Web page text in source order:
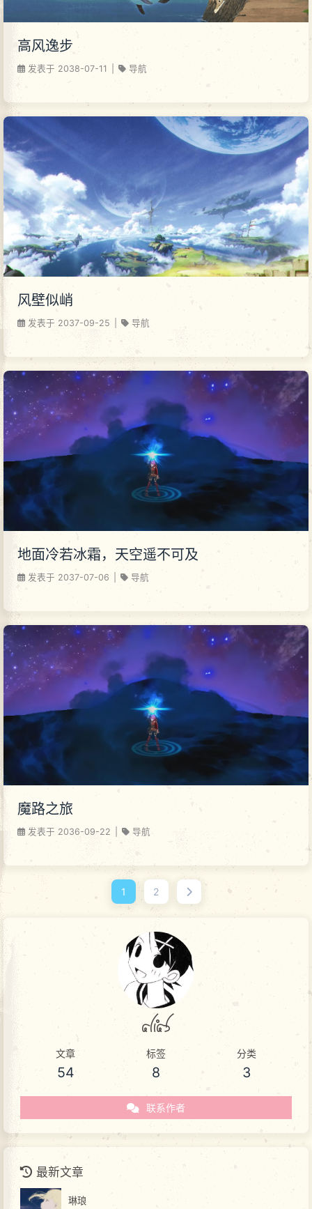
高风逸步
发表于 2038-07-11 导航
风壁似峭
发表于 2037-09-25 导航
地面冷若冰霜，天空遥不可及
发表于 2037-07-06 导航
魔路之旅
发表于 2036-09-22 导航
1 2
akas
文章
54
标签
8
分类
3
联系作者
最新文章
琳琅